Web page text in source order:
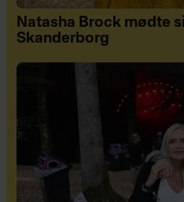
Natasha Brock mødte
Skanderborg